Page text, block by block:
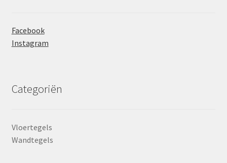
Facebook
Instagram
Categoriën
Vloertegels
Wandtegels